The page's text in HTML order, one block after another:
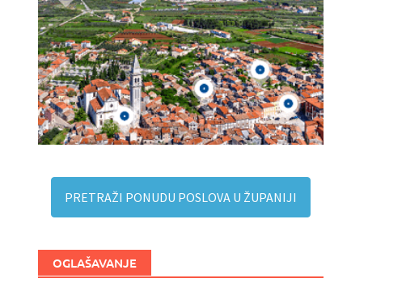
PRETRAŽI PONUDU POSLOVA U ŽUPANIJI
OGLAŠAVANJE